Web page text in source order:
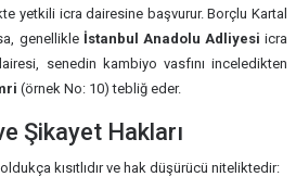
yetkili icra dairesine başvurur. Borçlu Kartal
genellikle İstanbul Anadolu Adliyesi icra
senedin kambiyo vasfını inceledikten
(örnek No: 10) tebliğ eder.
Şikayet Hakları
kısıtlıdır ve hak düşürücü niteliktedir: